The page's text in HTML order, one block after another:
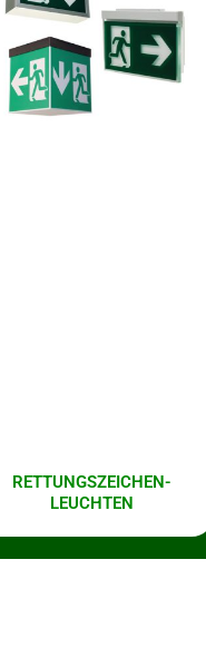
RETTUNGS­ZEICHEN­
LEUCHTEN